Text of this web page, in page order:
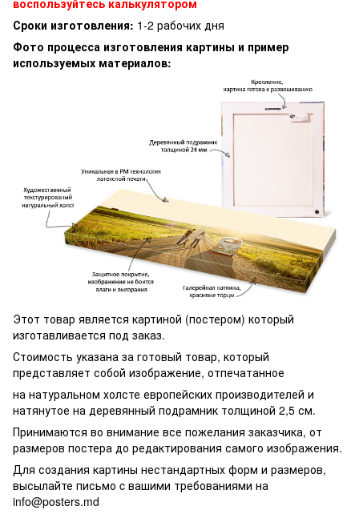
Сроки изготовления: 1-2 рабочих дня
Фото процесса изготовления картины и пример
используемых материалов:
Этот товар является картиной (постером) который
изготавливается под заказ.
Стоимость указана за готовый товар, который
представляет собой изображение, отпечатанное
на натуральном холсте европейских производителей и
натянутое на деревянный подрамник толщиной 2,5 см.
Принимаются во внимание все пожелания заказчика, от
размеров постера до редактирования самого изображения.
Для создания картины нестандартных форм и размеров,
высылайте письмо c вашими требованиями на
info@posters.md